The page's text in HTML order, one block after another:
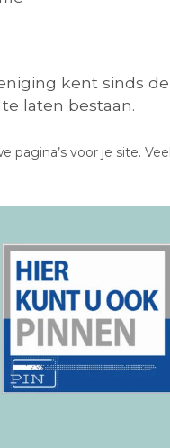
kent sinds
laten bestaan.
voor je site.